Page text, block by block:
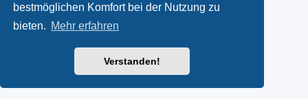
bestmöglichen Komfort bei der Nutzung zu
bieten. Mehr erfahren
Verstanden!